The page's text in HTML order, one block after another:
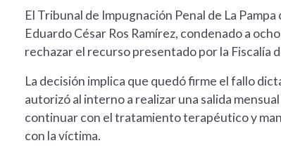
El Tribunal de Impugnación Penal de La
Eduardo César Ros Ramírez, condenado a
rechazar el recurso presentado por la Fiscalía
La decisión implica que quedó firme el fallo
autorizó al interno a realizar una salida
continuar con el tratamiento terapéutico y
con la víctima.